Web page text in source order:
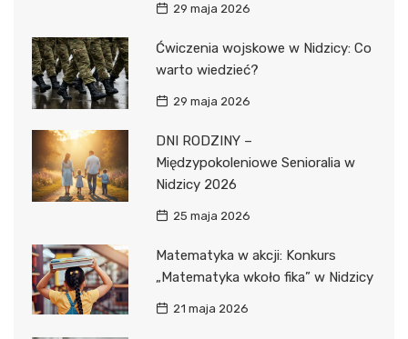
29 maja 2026
Ćwiczenia wojskowe w Nidzicy: Co
warto wiedzieć?
29 maja 2026
DNI RODZINY –
Międzypokoleniowe Senioralia w
Nidzicy 2026
25 maja 2026
Matematyka w akcji: Konkurs
„Matematyka wkoło fika” w Nidzicy
21 maja 2026